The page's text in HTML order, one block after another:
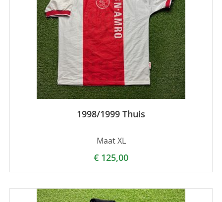
1998/1999 Thuis
Maat XL
€ 125,00